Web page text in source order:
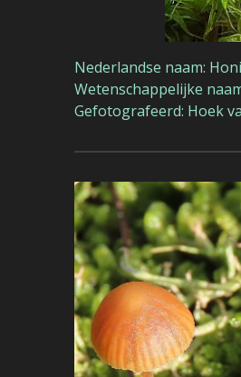
Nederlandse naam:
Wetenschappelijke
Gefotografeerd: Hoek